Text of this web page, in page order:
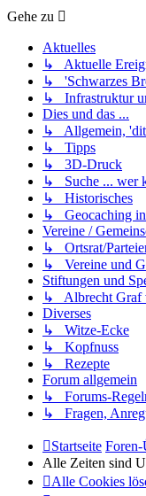
Gehe zu
Aktuelles
↳ Aktuelle
↳ 'Schwarzes
↳ Infrastruktur
Dies und das ...
↳ Allgemein, 'dit
↳ Tipps
↳ 3D-Druck
↳ Suche ... wer
↳ Historisches
↳ Geocaching in
Vereine /
↳ Ortsrat/
↳ Vereine und
Stiftungen und
↳ Albrecht Graf
Diverses
↳ Witze-Ecke
↳ Kopfnuss
↳ Rezepte
Forum allgemein
↳ Forums-
↳ Fragen,
Startseite Foren-
Alle Zeiten sind
Alle Cookies